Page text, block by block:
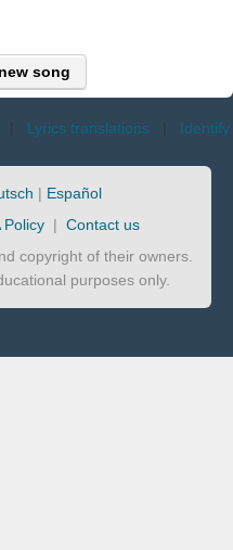
song
| Lyrics translations | Identify
| Español
Policy | Contact us
copyright of their owners.
purposes only.